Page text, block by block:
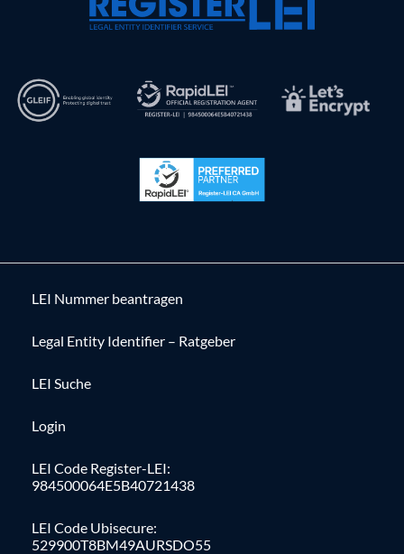
LEI Nummer beantragen
Legal Entity Identifier – Ratgeber
LEI Suche
Login
LEI Code Register-LEI:
984500064E5B40721438
LEI Code Ubisecure:
529900T8BM49AURSDO55